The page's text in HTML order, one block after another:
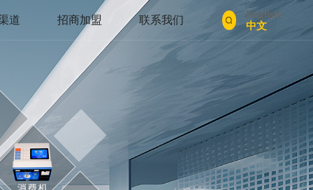
道 招商加盟 联系我们 English/
中文